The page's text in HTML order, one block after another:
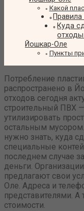
Какой
Правила
Куда
отходы
Йошкар-Оле
Пункты
Потребление
распространено в
отходов сегодня
строительный ПВХ —
утилизировать
остальным
нужно знать, куда
специальные
последнем случае
деньги.
предлагают свои
Оле. Адреса и
представителями. А
стоимости.